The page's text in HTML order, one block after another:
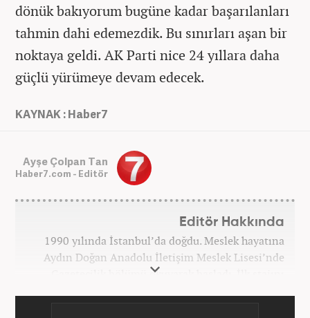
dönük bakıyorum bugüne kadar başarılanları
tahmin dahi edemezdik. Bu sınırları aşan bir
noktaya geldi. AK Parti nice 24 yıllara daha
güçlü yürümeye devam edecek.
KAYNAK : Haber7
Ayşe Çolpan Tan
Haber7.com - Editör
Editör Hakkında
1990 yılında İstanbul’da doğdu. Meslek hayatına
Aydın Doğan Anadolu İletişim Meslek Lisesi’nde
Gazetecilik bölümü okuyarak başladı. İlk stajını